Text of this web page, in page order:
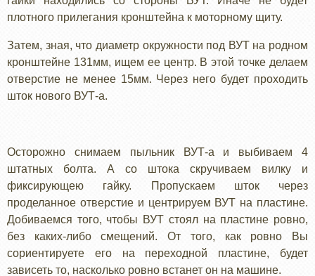
плотного прилегания кронштейна к моторному щиту.
Затем, зная, что диаметр окружности под ВУТ на родном
кронштейне 131мм, ищем ее центр. В этой точке делаем
отверстие не менее 15мм. Через него будет проходить
шток нового ВУТ-а.
Осторожно снимаем пыльник ВУТ-а и выбиваем 4
штатных болта. А со штока скручиваем вилку и
фиксирующею гайку. Пропускаем шток через
проделанное отверстие и центрируем ВУТ на пластине.
Добиваемся того, чтобы ВУТ стоял на пластине ровно,
без каких-либо смещений. От того, как ровно Вы
сориентируете его на переходной пластине, будет
зависеть то, насколько ровно встанет он на машине.